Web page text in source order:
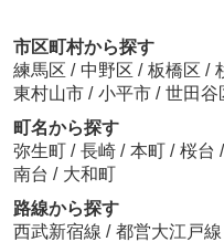
市区町村から探す
練馬区 / 中野区 / 板橋区 /
東村山市 / 小平市 / 世田谷
町名から探す
弥生町 / 長崎 / 本町 / 桜台 /
南台 / 大和町
路線から探す
西武新宿線 / 都営大江戸線